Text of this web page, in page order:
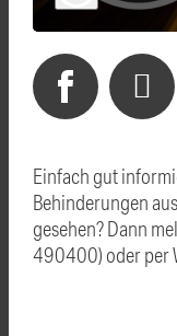
Einfach gut
Behinderungen
gesehen? Dann
490400) oder per